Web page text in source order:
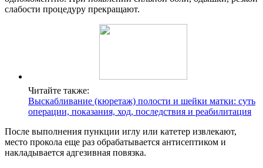
слабости процедуру прекращают.
Читайте также:
Выскабливание (кюретаж) полости и шейки матки: суть
операции, показания, ход, последствия и реабилитация
После выполнения пункции иглу или катетер извлекают,
место прокола еще раз обрабатывается антисептиком и
накладывается адгезивная повязка.